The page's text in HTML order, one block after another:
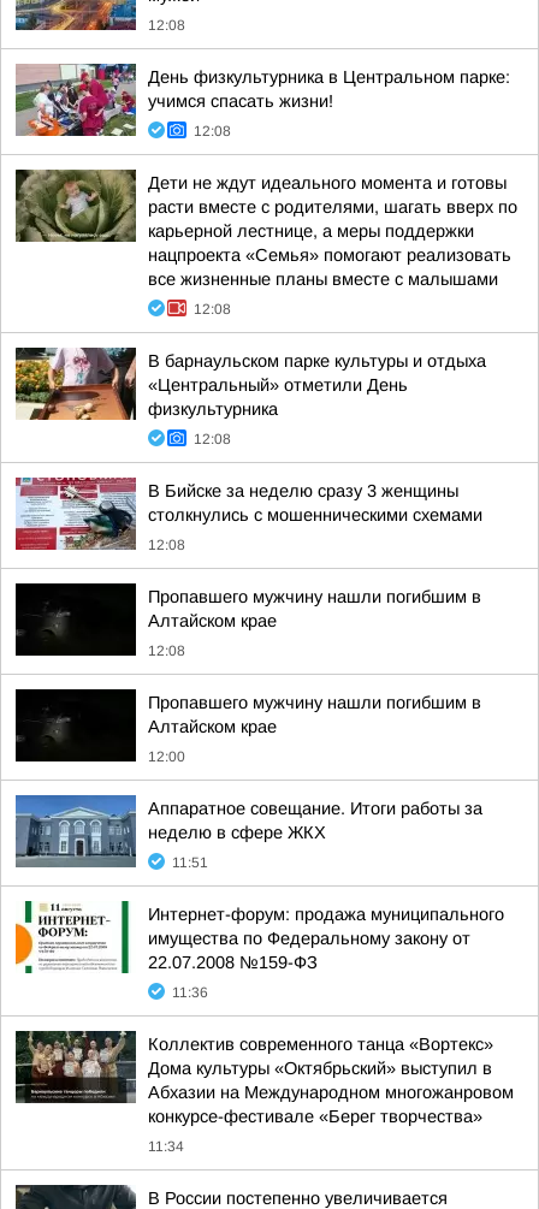
12:08
День физкультурника в Центральном парке:
учимся спасать жизни!
12:08
Дети не ждут идеального момента и готовы
расти вместе с родителями, шагать вверх по
карьерной лестнице, а меры поддержки
нацпроекта «Семья» помогают реализовать
все жизненные планы вместе с малышами
12:08
В барнаульском парке культуры и отдыха
«Центральный» отметили День
физкультурника
12:08
В Бийске за неделю сразу 3 женщины
столкнулись с мошенническими схемами
12:08
Пропавшего мужчину нашли погибшим в
Алтайском крае
12:08
Пропавшего мужчину нашли погибшим в
Алтайском крае
12:00
Аппаратное совещание. Итоги работы за
неделю в сфере ЖКХ
11:51
Интернет-форум: продажа муниципального
имущества по Федеральному закону от
22.07.2008 №159-ФЗ
11:36
Коллектив современного танца «Вортекс»
Дома культуры «Октябрьский» выступил в
Абхазии на Международном многожанровом
конкурсе-фестивале «Берег творчества»
11:34
В России постепенно увеличивается